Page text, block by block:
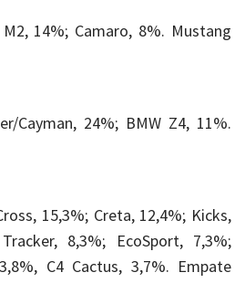
14%; Camaro, 8%. Mustang
Cayman, 24%; BMW Z4, 11%.
15,3%; Creta, 12,4%; Kicks,
8,3%; EcoSport, 7,3%;
C4 Cactus, 3,7%. Empate